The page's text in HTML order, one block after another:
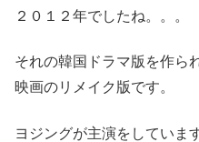
２０１２年でしたね。。。
それの韓国ドラマ版を作ら
映画のリメイク版です。
ヨジングが主演をしていま